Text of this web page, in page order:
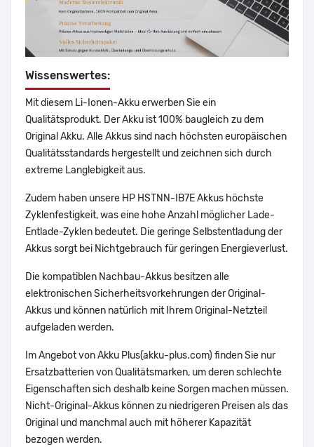
Wissenswertes:
Mit diesem Li-Ionen-Akku erwerben Sie ein
Qualitätsprodukt. Der Akku ist 100% baugleich zu dem
Original Akku. Alle Akkus sind nach höchsten europäischen
Qualitätsstandards hergestellt und zeichnen sich durch
extreme Langlebigkeit aus.
Zudem haben unsere HP HSTNN-IB7E Akkus höchste
Zyklenfestigkeit, was eine hohe Anzahl möglicher Lade-
Entlade-Zyklen bedeutet. Die geringe Selbstentladung der
Akkus sorgt bei Nichtgebrauch für geringen Energieverlust.
Die kompatiblen Nachbau-Akkus besitzen alle
elektronischen Sicherheitsvorkehrungen der Original-
Akkus und können natürlich mit Ihrem Original-Netzteil
aufgeladen werden.
Im Angebot von Akku Plus(akku-plus.com) finden Sie nur
Ersatzbatterien von Qualitätsmarken, um deren schlechte
Eigenschaften sich deshalb keine Sorgen machen müssen.
Nicht-Original-Akkus können zu niedrigeren Preisen als das
Original und manchmal auch mit höherer Kapazität
bezogen werden.